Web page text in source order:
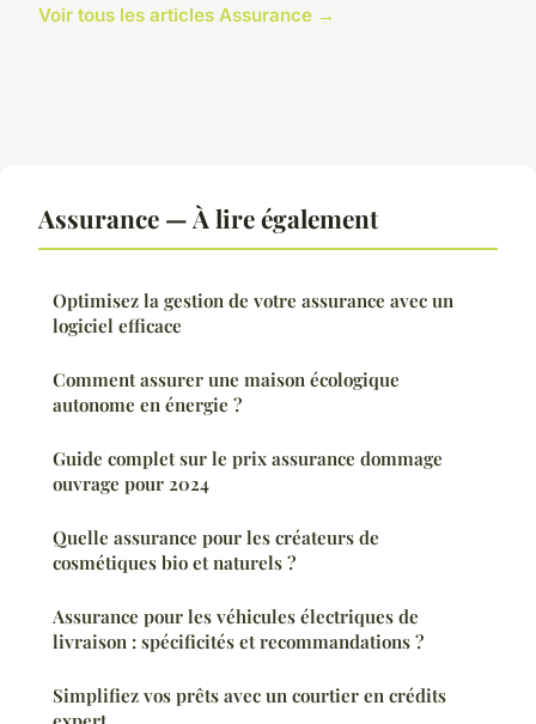
Voir tous les articles Assurance →
Assurance — À lire également
Optimisez la gestion de votre assurance avec un
logiciel efficace
Comment assurer une maison écologique
autonome en énergie ?
Guide complet sur le prix assurance dommage
ouvrage pour 2024
Quelle assurance pour les créateurs de
cosmétiques bio et naturels ?
Assurance pour les véhicules électriques de
livraison : spécificités et recommandations ?
Simplifiez vos prêts avec un courtier en crédits